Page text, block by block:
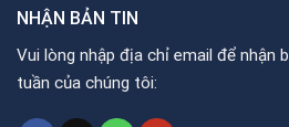
NHẬN BẢN TIN
Vui lòng nhập địa chỉ email để nhận
tuần của chúng tôi: